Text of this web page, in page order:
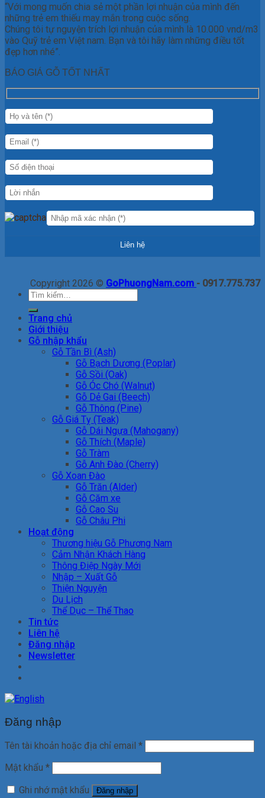
“Với mong muốn chia sẻ một phần lợi nhuận của mình đến
những trẻ em thiếu may mắn trong cuộc sống.
Chúng tôi tự nguyện trích lợi nhuận của mình là 10.000 vnd/m3
vào Quỹ trẻ em Việt nam. Bạn và tôi hãy làm những điều tốt
đẹp hơn nhé”.
BÁO GIÁ GỖ TỐT NHẤT
Copyright 2026 © GoPhuongNam.com - 0917.775.737
Tìm
Trang chủ
Giới thiệu
Gỗ nhập khẩu
Gỗ Tần Bì (Ash)
Gỗ Bạch Dương (Poplar)
Gỗ Sồi (Oak)
Gỗ Óc Chó (Walnut)
Gỗ Dẻ Gai (Beech)
Gỗ Thông (Pine)
Gỗ Giá Tỵ (Teak)
Gỗ Dái Ngựa (Mahogany)
Gỗ Thích (Maple)
Gỗ Tràm
Gỗ Anh Đào (Cherry)
Gỗ Xoan Đào
Gỗ Trăn (Alder)
Gỗ Căm xe
Gỗ Cao Su
Gỗ Châu Phi
Hoạt động
Thương hiệu Gỗ Phương Nam
Cảm Nhận Khách Hàng
Thông Điệp Ngày Mới
Nhập – Xuất Gỗ
Thiện Nguyện
Du Lịch
Thể Dục – Thể Thao
Tin tức
Liên hệ
Đăng nhập
Newsletter
Đăng nhập
Tên tài khoản hoặc địa chỉ email *
Mật khẩu *
Ghi nhớ mật khẩu
Đăng nhập